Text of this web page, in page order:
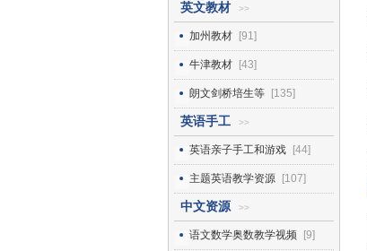
英文教材 >>
加州教材 [91]
牛津教材 [43]
朗文剑桥培生等 [135]
英语手工 >>
英语亲子手工和游戏 [44]
主题英语教学资源 [107]
中文资源 >>
语文数学奥数教学视频 [9]